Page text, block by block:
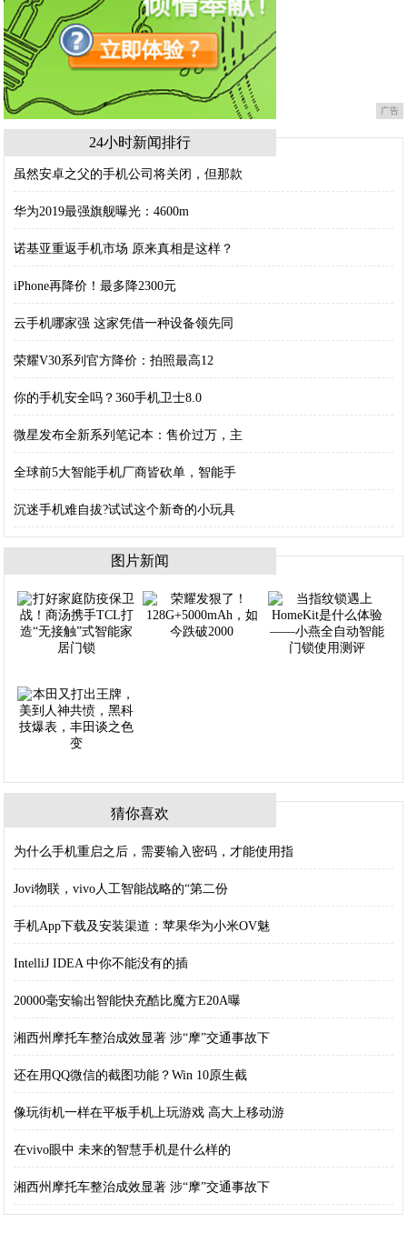
广告
24小时新闻排行
虽然安卓之父的手机公司将关闭，但那款
华为2019最强旗舰曝光：4600m
诺基亚重返手机市场 原来真相是这样？
iPhone再降价！最多降2300元
云手机哪家强 这家凭借一种设备领先同
荣耀V30系列官方降价：拍照最高12
你的手机安全吗？360手机卫士8.0
微星发布全新系列笔记本：售价过万，主
全球前5大智能手机厂商皆砍单，智能手
沉迷手机难自拔?试试这个新奇的小玩具
图片新闻
猜你喜欢
为什么手机重启之后，需要输入密码，才能使用指
Jovi物联，vivo人工智能战略的“第二份
手机App下载及安装渠道：苹果华为小米OV魅
IntelliJ IDEA 中你不能没有的插
20000毫安输出智能快充酷比魔方E20A曝
湘西州摩托车整治成效显著 涉“摩”交通事故下
还在用QQ微信的截图功能？Win 10原生截
像玩街机一样在平板手机上玩游戏 高大上移动游
在vivo眼中 未来的智慧手机是什么样的
湘西州摩托车整治成效显著 涉“摩”交通事故下